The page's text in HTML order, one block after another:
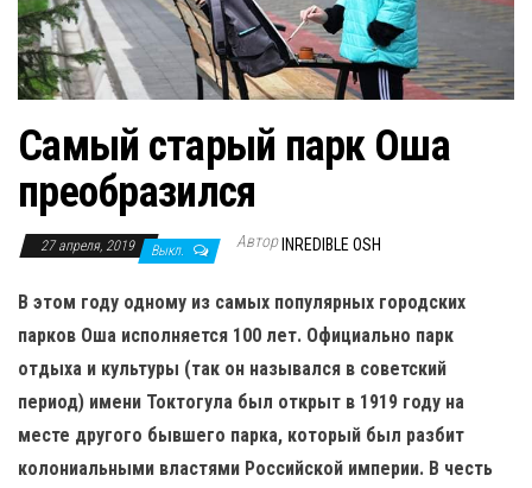
в
и
Самый старый парк Оша
преобразился
27 апреля, 2019 Выкл. Автор INREDIBLE OSH
В этом году одному из самых популярных городских
парков Оша исполняется 100 лет. Официально парк
отдыха и культуры (так он назывался в советский
период) имени Токтогула был открыт в 1919 году на
месте другого бывшего парка, который был разбит
колониальными властями Российской империи. В честь